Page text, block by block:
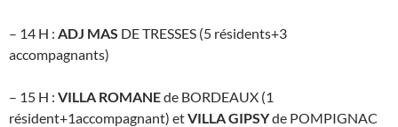
– 14 H : ADJ MAS DE TRESSES (5 résidents+3
accompagnants)
– 15 H : VILLA ROMANEde BORDEAUX (1
résident+1accompagnant) etVILLA GIPSYde POMPIGNAC